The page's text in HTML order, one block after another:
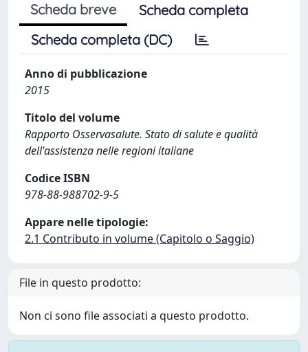
Scheda breve
Scheda completa
Scheda completa (DC)
Anno di pubblicazione
2015
Titolo del volume
Rapporto Osservasalute. Stato di salute e qualità
dell'assistenza nelle regioni italiane
Codice ISBN
978-88-988702-9-5
Appare nelle tipologie:
2.1 Contributo in volume (Capitolo o Saggio)
File in questo prodotto:
Non ci sono file associati a questo prodotto.